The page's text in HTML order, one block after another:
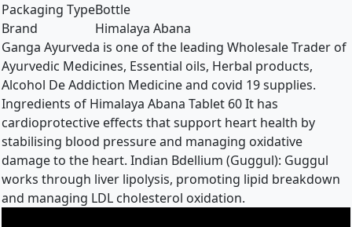
Packaging TypeBottle
Brand
Himalaya Abana
Ganga Ayurveda is one of the leading Wholesale Trader of
Ayurvedic Medicines, Essential oils, Herbal products,
Alcohol De Addiction Medicine and covid 19 supplies.
Ingredients of Himalaya Abana Tablet 60 It has
cardioprotective effects that support heart health by
stabilising blood pressure and managing oxidative
damage to the heart. Indian Bdellium (Guggul): Guggul
works through liver lipolysis, promoting lipid breakdown
and managing LDL cholesterol oxidation.